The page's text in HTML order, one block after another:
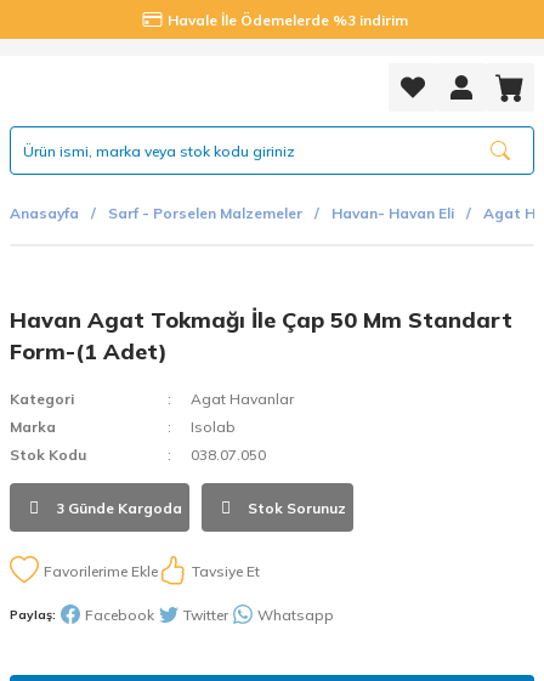
Havale İle Ödemelerde %3 indirim
Anasayfa Sarf - Porselen Malzemeler Havan- Havan Eli Agat
Havan Agat Tokmağı İle Çap 50 Mm Standart
Form-(1 Adet)
Kategori
Agat Havanlar
Marka
Isolab
Stok Kodu
038.07.050
3 Günde Kargoda Stok Sorunuz
Tavsiye Et
Paylaş: Facebook Twitter Whatsapp